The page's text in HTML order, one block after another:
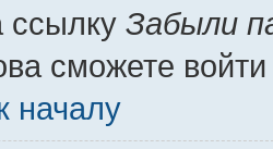
ссылку Забыли
сможете
началу